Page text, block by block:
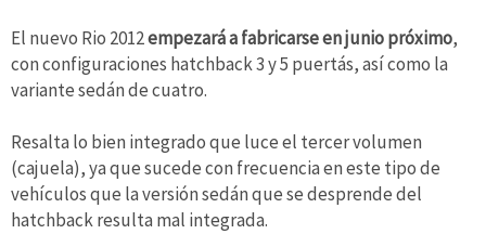
El nuevo Rio 2012empezará a fabricarse en junio próximo,
con configuraciones hatchback 3 y 5 puertás, así como la
variante sedán de cuatro.
Resalta lo bien integrado que luce el tercer volumen
(cajuela), ya que sucede con frecuencia en este tipo de
vehículos que la versión sedán que se desprende del
hatchback resulta mal integrada.